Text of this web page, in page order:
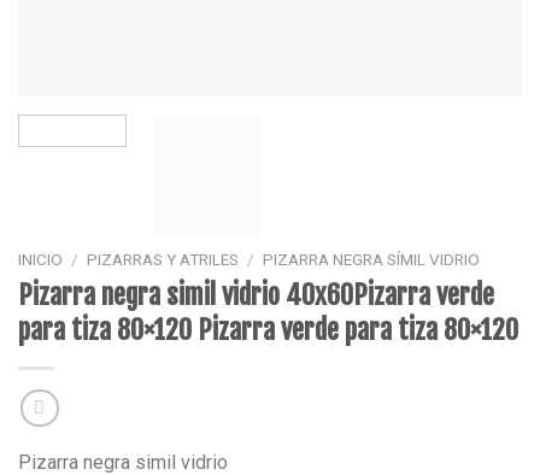
INICIO / PIZARRAS Y ATRILES / PIZARRA NEGRA SÍMIL VIDRIO
Pizarra negra simil vidrio 40x60Pizarra verde
para tiza 80×120 Pizarra verde para tiza 80×120
Pizarra negra simil vidrio